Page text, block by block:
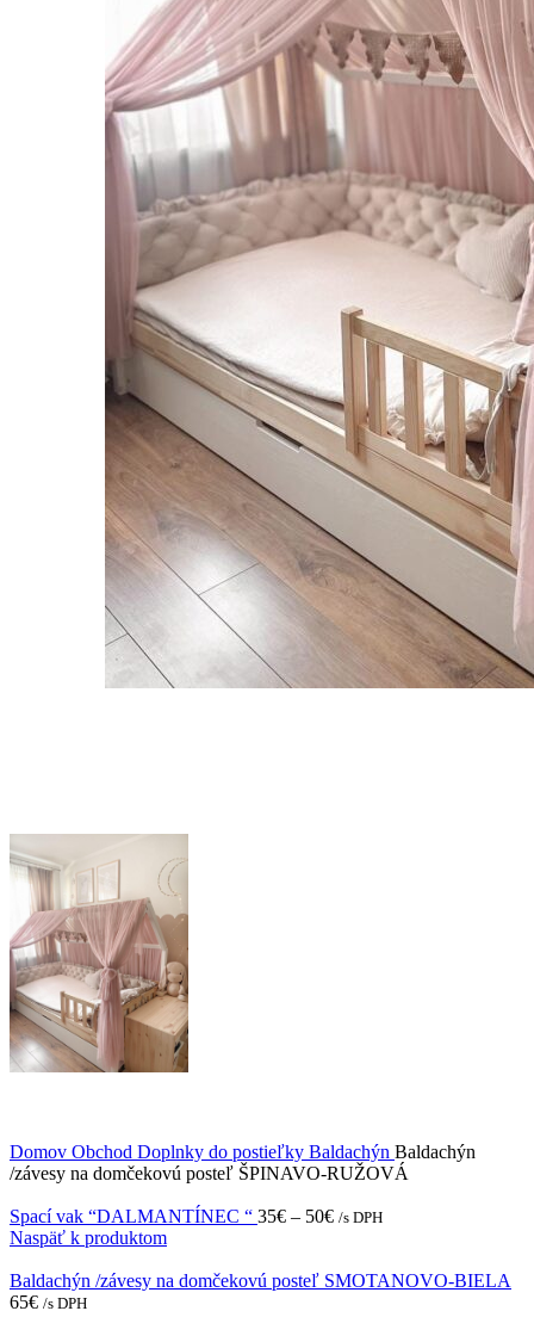
Domov Obchod Doplnky do postieľky Baldachýn Baldachýn
/závesy na domčekovú posteľ ŠPINAVO-RUŽOVÁ
Spací vak “DALMANTÍNEC “ 35€ – 50€ /s DPH
Naspäť k produktom
Baldachýn /závesy na domčekovú posteľ SMOTANOVO-BIELA
65€ /s DPH